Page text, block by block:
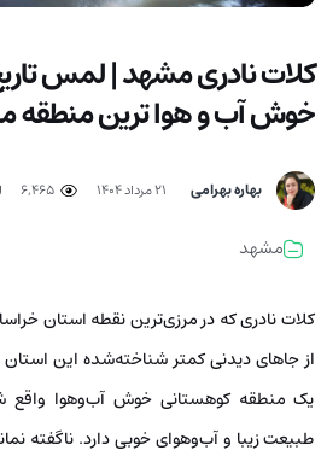
کلات نادری مشهد | لمس
خوش آب و هوا ترین منطقه
بهاره بهرامی ۲۱ مرداد ۱۴۰۴ 6,465
مشهد
کلات نادری که در مرزی‌ترین نقطه استان
از جاهای دیدنی کمتر شناخته‌شده این
یک منطقه کوهستانی خوش آب‌وهوا
طبیعت زیبا و آب‌وهوای خوبی دارد. ناگفته